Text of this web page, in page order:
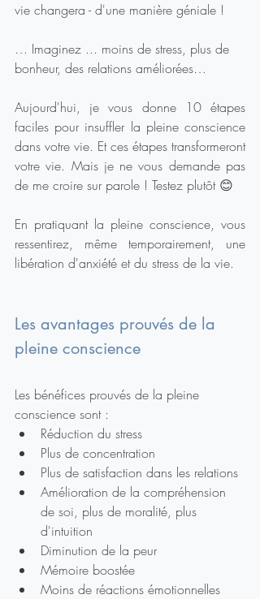
vie changera - d'une manière géniale !
… Imaginez ... moins de stress, plus de
bonheur, des relations améliorées…
Aujourd'hui, je vous donne 10 étapes
faciles pour insuffler la pleine conscience
dans votre vie. Et ces étapes transformeront
votre vie. Mais je ne vous demande pas
de me croire sur parole ! Testez plutôt 😊
En pratiquant la pleine conscience, vous
ressentirez, même temporairement, une
libération d'anxiété et du stress de la vie.
Les avantages prouvés de la
pleine conscience
Les bénéfices prouvés de la pleine
conscience sont :
Réduction du stress
Plus de concentration
Plus de satisfaction dans les relations
Amélioration de la compréhension
de soi, plus de moralité, plus
d'intuition
Diminution de la peur
Mémoire boostée
Moins de réactions émotionnelles